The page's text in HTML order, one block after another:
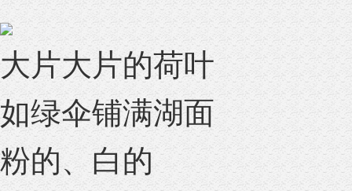
大片大片的荷叶
如绿伞铺满湖面
粉的、白的